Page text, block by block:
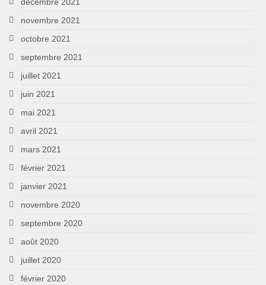
novembre 2021
octobre 2021
septembre 2021
juillet 2021
juin 2021
mai 2021
avril 2021
mars 2021
février 2021
janvier 2021
novembre 2020
septembre 2020
août 2020
juillet 2020
février 2020